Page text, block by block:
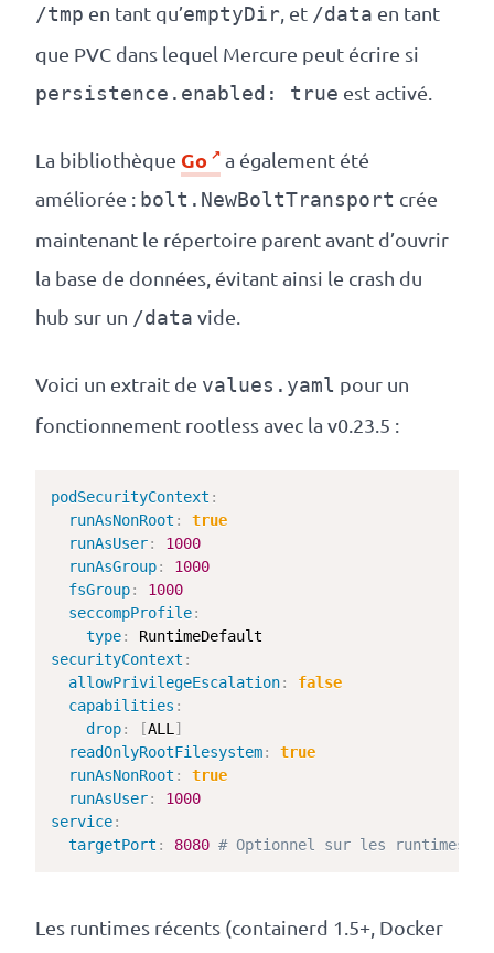
/tmp en tant qu’emptyDir, et /data en tant
que PVC dans lequel Mercure peut écrire si
persistence.enabled: true est activé.
La bibliothèque Go
a également été
améliorée : bolt.NewBoltTransport crée
maintenant le répertoire parent avant d’ouvrir
la base de données, évitant ainsi le crash du
hub sur un /data vide.
Voici un extrait de values.yaml pour un
fonctionnement rootless avec la v0.23.5 :
podSecurityContext :
runAsNonRoot :
true
runAsUser:
1000
runAsGroup:
1000
fsGroup:
1000
seccompProfile:
type:
securityContext :
allowPrivilegeEscalation:
false
capabilities :
drop: [ALL ]
readOnlyRootFilesystem:
true
runAsNonRoot :
true
runAsUser:
1000
service:
targetPort : 8080 # Optionnel sur les runtimes
Les runtimes récents (containerd 1.5+, Docker